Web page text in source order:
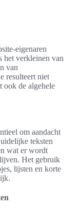
eigenaren
het verkleinen van
van
resulteert niet
ook de algehele
om aandacht
teksten
wat er wordt
Het gebruik
lijsten en korte